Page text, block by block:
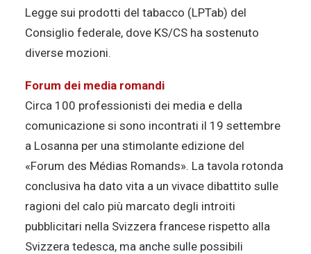
Legge sui prodotti del tabacco (LPTab) del
Consiglio federale, dove KS/CS ha sostenuto
diverse mozioni.
Forum dei media romandi
Circa 100 professionisti dei media e della
comunicazione si sono incontrati il 19 settembre
a Losanna per una stimolante edizione del
«Forum des Médias Romands». La tavola rotonda
conclusiva ha dato vita a un vivace dibattito sulle
ragioni del calo più marcato degli introiti
pubblicitari nella Svizzera francese rispetto alla
Svizzera tedesca, ma anche sulle possibili